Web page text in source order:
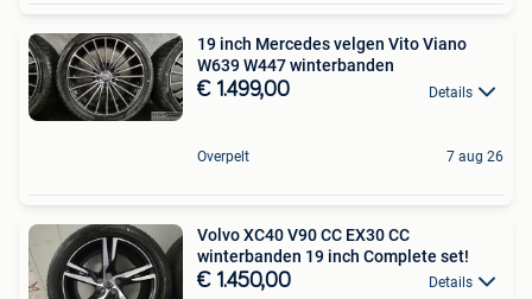
19 inch Mercedes velgen Vito Viano
W639 W447 winterbanden
€ 1.499,00 Details
Overpelt 7 aug 26
Volvo XC40 V90 CC EX30 CC
winterbanden 19 inch Complete set!
€ 1.450,00 Details